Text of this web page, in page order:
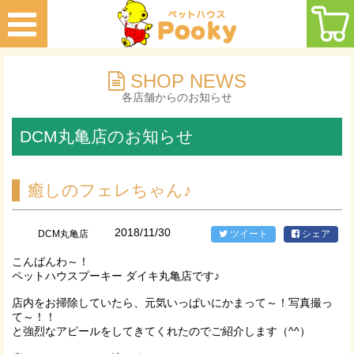
SHOP NEWS
各店舗からのお知らせ
DCM丸亀店のお知らせ
癒しのフェレちゃん♪
DCM丸亀店 2018/11/30 ツイート シェア
こんばんわ～！
ペットハウスプーキー ダイキ丸亀店です♪
店内をお掃除していたら、元気いっぱいにかまって～！写真撮っ
て～！！
と強烈なアピールをしてきてくれたのでご紹介します（^^）